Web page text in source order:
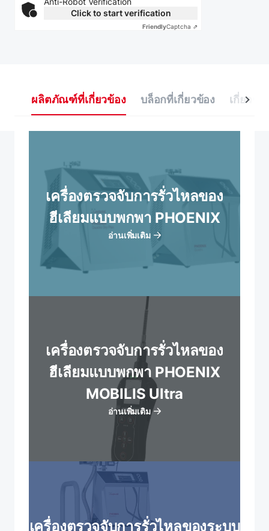
Click to start verification
FriendlyCaptcha ⇗
ผลิตภัณฑ์ที่เกี่ยวข้อง บล็อกที่เกี่ยวข้อง เกี่ยวข้อ
เครื่องตรวจจับการรั่วไหลของ
ฮีเลียมแบบพกพา PHOENIX
อ่านเพิ่มเติม
เครื่องตรวจจับการรั่วไหลของ
ฮีเลียมแบบพกพา PHOENIX
MOBILIS Ultra
อ่านเพิ่มเติม
เครื่องตรวจจับการรั่วไหลของระบบ